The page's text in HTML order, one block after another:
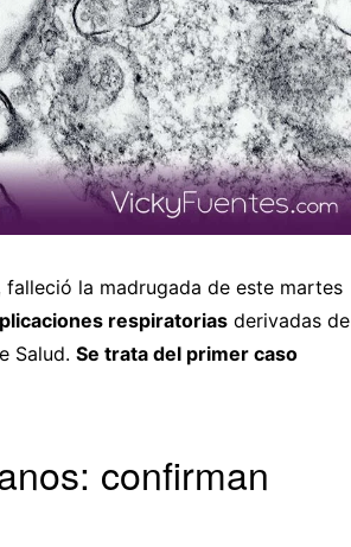
falleció la madrugada de este martes
respiratorias derivadas de
Salud. Se trata del primer caso
confirman